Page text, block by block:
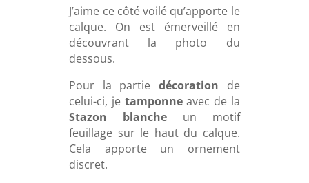
J’aime ce côté voilé qu’apporte le
calque. On est émerveillé en
découvrant la photo du
dessous.
Pour la partie décoration de
celui-ci, je tamponneavec de la
Stazon blanche un motif
feuillage sur le haut du calque.
Cela apporte un ornement
discret.